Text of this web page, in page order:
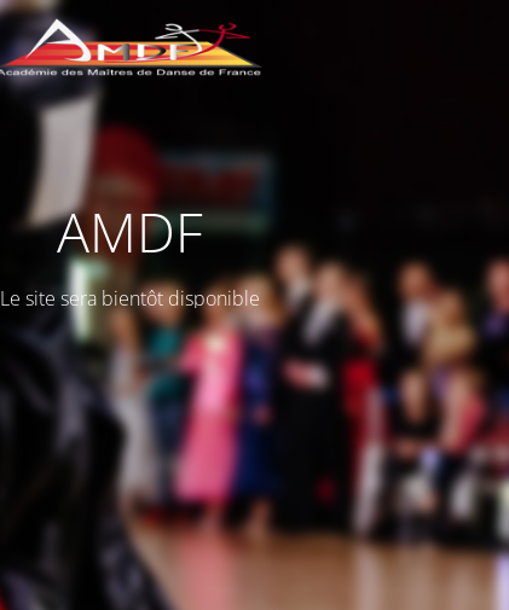
AMDF
Le site sera bientôt disponible